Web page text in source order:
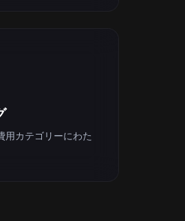
用カテゴリーにわた